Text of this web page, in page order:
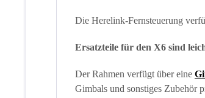
Die Herelink-Fernsteuerung
Ersatzteile für den X6 sind
Der Rahmen verfügt über eine
Gimbals und sonstiges Zubehör